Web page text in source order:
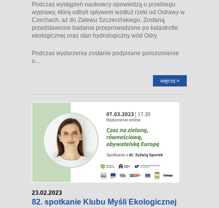
Podczas wystąpień naukowcy opowiedzą o przebiegu
wyprawy, którą odbyli spływem wzdłuż rzeki od Ostrawy w
Czechach, aż do Zalewu Szczecińskiego. Zostaną
przedstawione badania przeprowadzone po katastrofie
ekologicznej oraz stan hydrologiczny wód Odry.
Podczas wydarzenia zostanie podpisane porozumienie
o...
więcej »
23.02.2023
82. spotkanie Klubu Myśli Ekologicznej